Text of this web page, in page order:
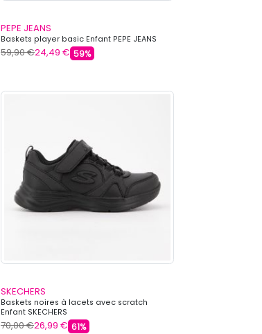
PEPE JEANS
Baskets player basic Enfant PEPE JEANS
59,90 €24,49 € 59%
SKECHERS
Baskets noires à lacets avec scratch
Enfant SKECHERS
70,00 €26,99 € 61%